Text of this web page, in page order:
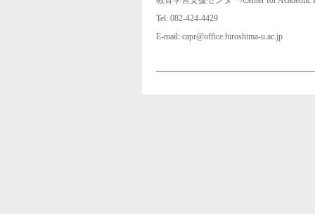
Tel: 082-424-4429
E-mail: capr@office.hiroshima-u.ac.jp